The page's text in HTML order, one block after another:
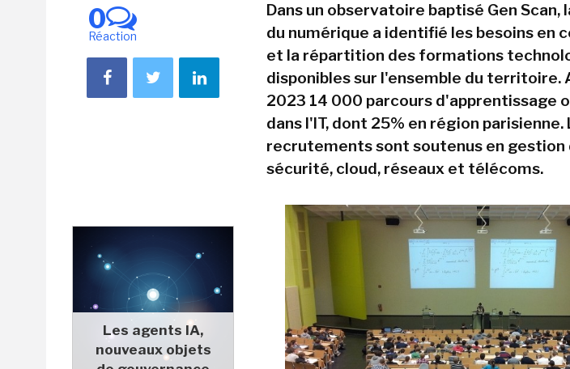
0
Réaction
Les agents IA,
nouveaux objets
Dans un observatoire baptisé Gen Scan,
du numérique a identifié les besoins en
et la répartition des formations
disponibles sur l'ensemble du territoire.
2023 14 000 parcours d'apprentissage
dans l'IT, dont 25% en région parisienne.
recrutements sont soutenus en gestion
sécurité, cloud, réseaux et télécoms.